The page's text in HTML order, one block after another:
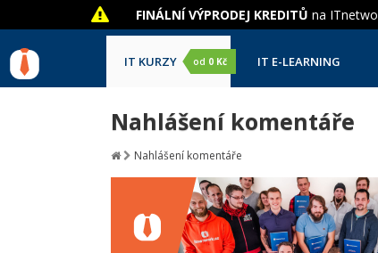
FINÁLNÍ VÝPRODEJ KREDITŮ na
IT KURZY od 0 Kč IT E-LEARNING
Nahlášení komentáře
Nahlášení komentáře